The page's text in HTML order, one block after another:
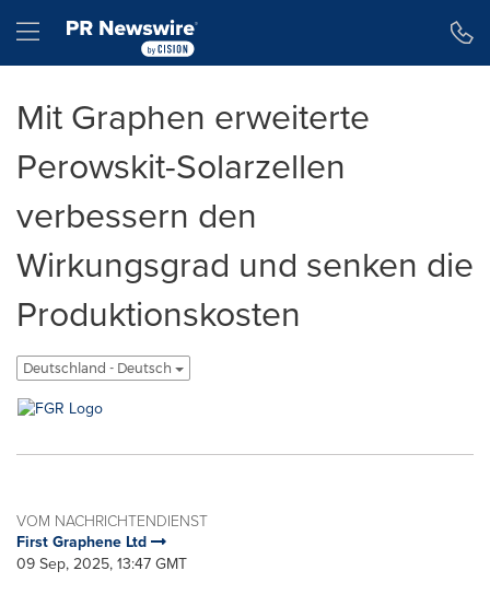
Hamburger menu
Mit Graphen erweiterte
Perowskit-Solarzellen
verbessern den
Wirkungsgrad und senken die
Produktionskosten
Deutschland - Deutsch
VOM NACHRICHTENDIENST
First Graphene Ltd
09 Sep, 2025, 13:47 GMT